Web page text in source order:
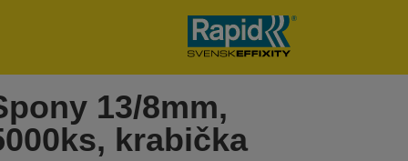
13/8mm,
krabička